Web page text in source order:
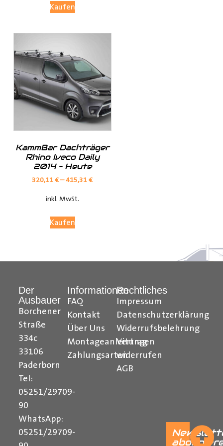
Design, seinem integrierten Schloss und seiner
vielseitigen Anwendung ist es die ultimative Lösung für
den Transport von Kupferrohren, Kunststoffrohren,
Leitungen, Holzlatten und vielem mehr auf dem Dach
IhresTransporters.
Kontaktieren Sie uns per E-Mail unter
auch auf unseremYouTube Kanaleinfach und
Ihr Team von Der Ausbauer
Formularbeginn
Kaufen
KammBar Dachträger
Rhino Iveco Daily
2014 – Heute
320,11€–415,31€
inkl. MwSt.
Kaufen
Der
Ausbauer
Borchener
Straße
334c
33106
Paderborn
Tel:
05251/29709-
90
WhatsApp:
05251/29709-
Informationen
FAQ
Kontakt
Über Uns
Montageanleitungen
Zahlungsarten
Rechtliches
Impressum
Datenschutzerklärung
Widerrufsbelehrung
Vertrag
widerrufen
AGB